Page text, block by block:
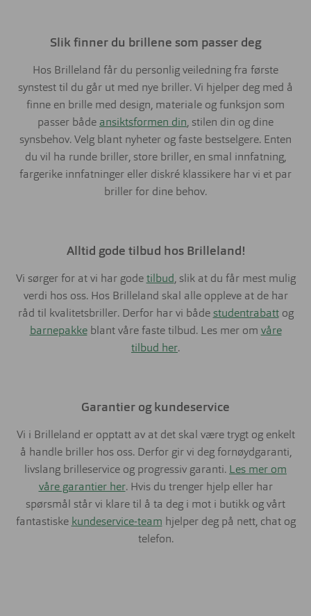
Slik finner du brillene som passer deg
Hos Brilleland får du personlig veiledning fra første
synstest til du går ut med nye briller. Vi hjelper deg med å
finne en brille med design, materiale og funksjon som
passer både ansiktsformen din, stilen din og dine
synsbehov. Velg blant nyheter og faste bestselgere. Enten
du vil ha runde briller, store briller, en smal innfatning,
fargerike innfatninger eller diskré klassikere har vi et par
briller for dine behov.
Alltid gode tilbud hos Brilleland!
Vi sørger for at vi har gode tilbud, slik at du får mest mulig
verdi hos oss. Hos Brilleland skal alle oppleve at de har
råd til kvalitetsbriller. Derfor har vi både studentrabattog
barnepakkeblant våre faste tilbud. Les mer om våre
tilbud her.
Garantier og kundeservice
Vi i Brilleland er opptatt av at det skal være trygt og enkelt
å handle briller hos oss. Derfor gir vi deg fornøydgaranti,
livslang brilleservice og progressiv garanti. Les mer om
våre garantier her. Hvis du trenger hjelp eller har
spørsmål står vi klare til å ta deg i mot i butikk og vårt
fantastiske kundeservice-team hjelper deg på nett, chat og
telefon.